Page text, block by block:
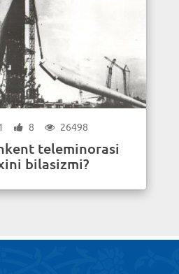
8 26498
teleminorasi
bilasizmi?